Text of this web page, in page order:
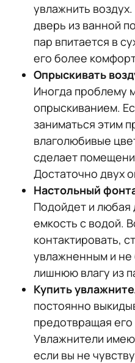
увлажнить
дверь из ванной
пар впитается в
его более
Опрыскивать
Иногда проблему
опрыскиванием.
заниматься этим
влаголюбивые
сделает
Достаточно двух
Настольный
Подойдет и любая
емкость с водой.
контактировать,
увлажненным и не
лишнюю влагу из
Купить
постоянно
предотвращая
Увлажнители
если вы не